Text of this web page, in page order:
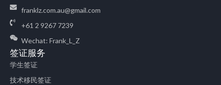
franklz.com.au@gmail.com
+61 2 9267 7239
Wechat: Frank_L_Z
签证服务
学生签证
技术移民签证